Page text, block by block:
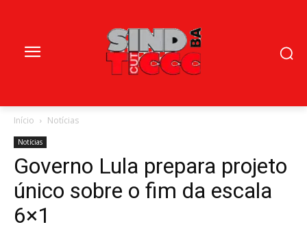
Início Notícias
Notícias
Governo Lula prepara projeto
único sobre o fim da escala
6×1